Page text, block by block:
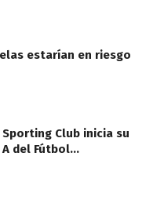
estarían en riesgo
Club inicia su
A del Fútbol…